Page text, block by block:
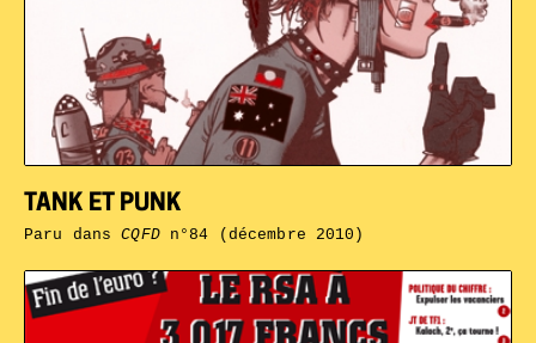
TANK ET PUNK
Paru dansCQFDn°84 (décembre 2010)